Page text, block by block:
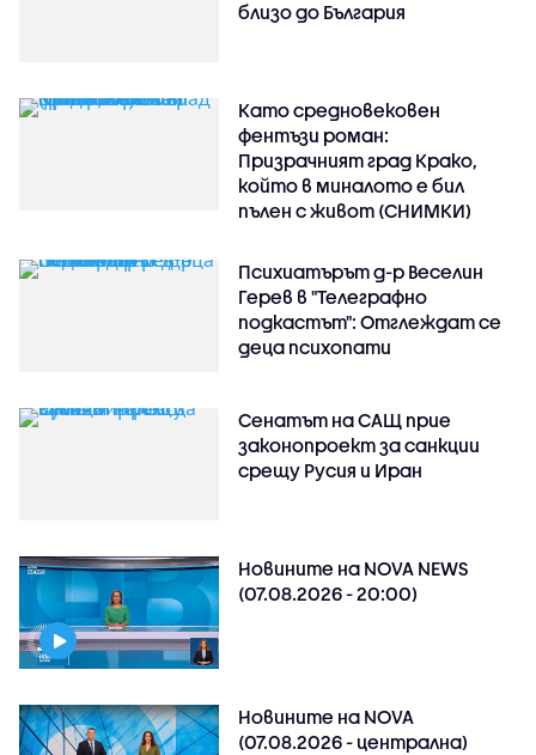
близо до България
Като средновековен
фентъзи роман:
Призрачният град Крако,
който в миналото е бил
пълен с живот (СНИМКИ)
Психиатърът д-р Веселин
Герев в "Телеграфно
подкастът": Отглеждат се
деца психопати
Сенатът на САЩ прие
законопроект за санкции
срещу Русия и Иран
Новините на NOVA NEWS
(07.08.2026 - 20:00)
Новините на NOVA
(07.08.2026 - централна)